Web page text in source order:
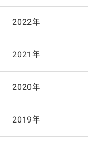
2025年10月
2025年9月
2025年8月
2025年7月
2024年11月
2024年10月
2024年9月
2024年8月
2023年12月
2023年11月
2023年10月
2023年9月
2022年
2022年12月
2022年11月
2022年10月
2021年
2021年12月
2021年11月
2020年
2020年12月
2019年